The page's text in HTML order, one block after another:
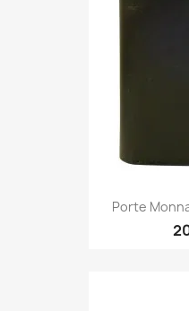
Porte